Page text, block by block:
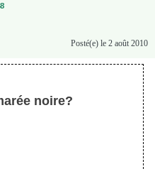
Posté(e) le 2 août 2010
noire?